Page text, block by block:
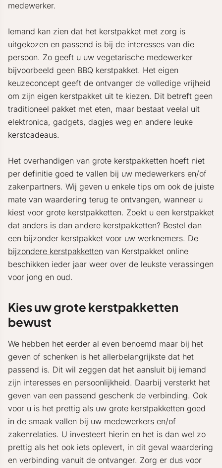
medewerker.
Iemand kan zien dat het kerstpakket met zorg is
uitgekozen en passend is bij de interesses van die
persoon. Zo geeft u uw vegetarische medewerker
bijvoorbeeld geen BBQ kerstpakket. Het eigen
keuzeconcept geeft de ontvanger de volledige vrijheid
om zijn eigen kerstpakket uit te kiezen. Dit betreft geen
traditioneel pakket met eten, maar bestaat veelal uit
elektronica, gadgets, dagjes weg en andere leuke
kerstcadeaus.
Het overhandigen van grote kerstpakketten hoeft niet
per definitie goed te vallen bij uw medewerkers en/of
zakenpartners. Wij geven u enkele tips om ook de juiste
mate van waardering terug te ontvangen, wanneer u
kiest voor grote kerstpakketten. Zoekt u een kerstpakket
dat anders is dan andere kerstpakketten? Bestel dan
een bijzonder kerstpakket voor uw werknemers. De
bijzondere kerstpakketten van Kerstpakket online
beschikken ieder jaar weer over de leukste verassingen
voor jong en oud.
Kies uw grote kerstpakketten
bewust
We hebben het eerder al even benoemd maar bij het
geven of schenken is het allerbelangrijkste dat het
passend is. Dit wil zeggen dat het aansluit bij iemand
zijn interesses en persoonlijkheid. Daarbij versterkt het
geven van een passend geschenk de verbinding. Ook
voor u is het prettig als uw grote kerstpakketten goed
in de smaak vallen bij uw medewerkers en/of
zakenrelaties. U investeert hierin en het is dan wel zo
prettig als het ook iets oplevert, in dit geval waardering
en verbinding vanuit de ontvanger. Zorg er dus voor